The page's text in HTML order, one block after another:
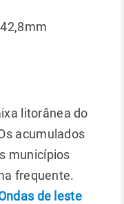
litorânea do
acumulados
municípios
frequente.
de leste